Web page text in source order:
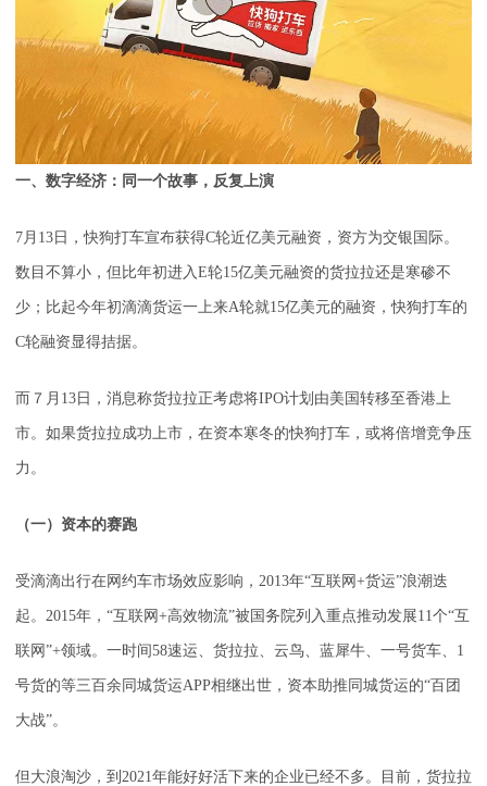
一、数字经济：同一个故事，反复上演
7月13日，快狗打车宣布获得C轮近亿美元融资，资方为交银国际。
数目不算小，但比年初进入E轮15亿美元融资的货拉拉还是寒碜不
少；比起今年初滴滴货运一上来A轮就15亿美元的融资，快狗打车的
C轮融资显得拮据。
而７月13日，消息称货拉拉正考虑将IPO计划由美国转移至香港上
市。如果货拉拉成功上市，在资本寒冬的快狗打车，或将倍增竞争压
力。
（一）资本的赛跑
受滴滴出行在网约车市场效应影响，2013年“互联网+货运”浪潮迭
起。2015年，“互联网+高效物流”被国务院列入重点推动发展11个“互
联网”+领域。一时间58速运、货拉拉、云鸟、蓝犀牛、一号货车、1
号货的等三百余同城货运APP相继出世，资本助推同城货运的“百团
大战”。
但大浪淘沙，到2021年能好好活下来的企业已经不多。目前，货拉拉